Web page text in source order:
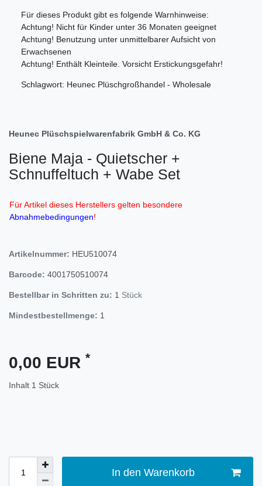
Für dieses Produkt gibt es folgende Warnhinweise:
Achtung! Nicht für Kinder unter 36 Monaten geeignet
Achtung! Benutzung unter unmittelbarer Aufsicht von
Erwachsenen
Achtung! Enthält Kleinteile. Vorsicht Erstickungsgefahr!
Schlagwort: Heunec Plüschgroßhandel - Wholesale
Heunec Plüschspielwarenfabrik GmbH & Co. KG
Biene Maja - Quietscher +
Schnuffeltuch + Wabe Set
Für Artikel dieses Herstellers gelten besondere
Abnahmebedingungen!
Artikelnummer: HEU510074
Barcode: 4001750510074
Bestellbar in Schritten zu: 1 Stück
Mindestbestellmenge: 1
0,00 EUR *
Inhalt 1 Stück
In den Warenkorb